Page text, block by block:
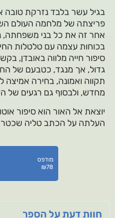
בגיל עשר בלבד נזרקת טובה
פריצתה של מלחמה העולם
אחר זה את כל בני משפחתה,
בכוחות עצמה עם טלטלות
סיפור חייה מלווה באובדן,
גדול, אך מנגד, כטבעם של
תקווה ואמונה, בחירה
מחדש, ולבסוף גם רגעים של
יוצאת אל האור הוא סיפור
העלתה על הכתב טליה
מודפס
₪78
חוות דעת על הספר